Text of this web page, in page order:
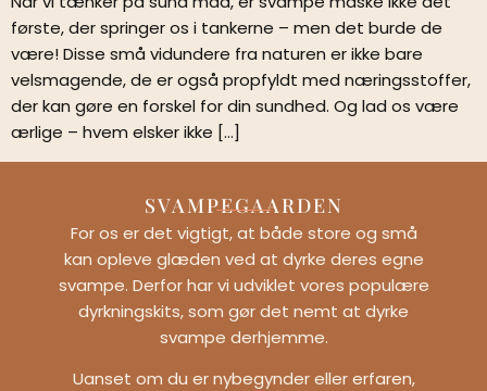
første, der springer os i tankerne – men det burde de
være! Disse små vidundere fra naturen er ikke bare
velsmagende, de er også propfyldt med næringsstoffer,
der kan gøre en forskel for din sundhed. Og lad os være
ærlige – hvem elsker ikke […]
SVAMPEGAARDEN
For os er det vigtigt, at både store og små
kan opleve glæden ved at dyrke deres egne
svampe. Derfor har vi udviklet vores populære
dyrkningskits, som gør det nemt at dyrke
svampe derhjemme.
Uanset om du er nybegynder eller erfaren,